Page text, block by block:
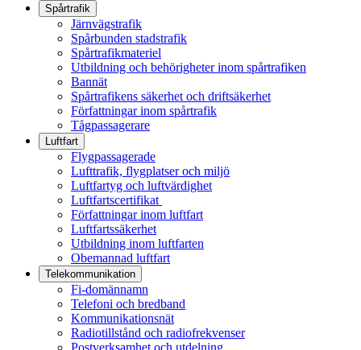
Spårtrafik
Järnvägstrafik
Spårbunden stadstrafik
Spårtrafikmateriel
Utbildning och behörigheter inom spårtrafiken
Bannät
Spårtrafikens säkerhet och driftsäkerhet
Författningar inom spårtrafik
Tågpassagerare
Luftfart
Flygpassagerade
Lufttrafik, flygplatser och miljö
Luftfartyg och luftvärdighet
Luftfartscertifikat
Författningar inom luftfart
Luftfartssäkerhet
Utbildning inom luftfarten
Obemannad luftfart
Telekommunikation
Fi-domännamn
Telefoni och bredband
Kommunikationsnät
Radiotillstånd och radiofrekvenser
Postverksamhet och utdelning